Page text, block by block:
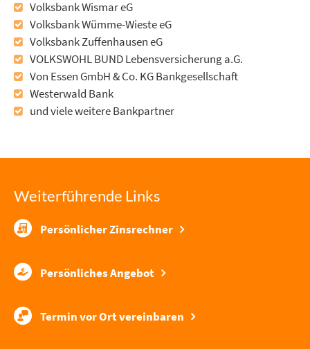
Volksbank Wismar eG
Volksbank Wümme-Wieste eG
Volksbank Zuffenhausen eG
VOLKSWOHL BUND Lebensversicherung a.G.
Von Essen GmbH & Co. KG Bankgesellschaft
Westerwald Bank
und viele weitere Bankpartner
Weiterführende Links
Persönlicher Zinsrechner
Persönliches Angebot
Termin vor Ort vereinbaren